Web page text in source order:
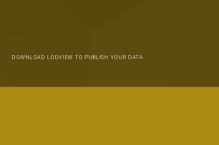
DOWNLOAD LODVIEW TO PUBLISH YOUR DATA